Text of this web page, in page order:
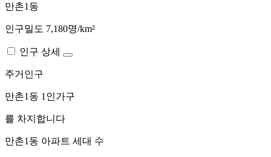
만촌1동
인구밀도 7,180명/km²
인구 상세
주거인구
만촌1동 1인가구
를 차지합니다
만촌1동 아파트 세대 수